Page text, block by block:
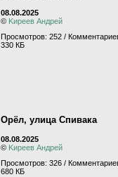
08.08.2025
© Kиpeeв Aндpeй
Просмотров: 252 /
330 КБ
Орёл, улица Спивака
08.08.2025
© Kиpeeв Aндpeй
Просмотров: 326 /
680 КБ